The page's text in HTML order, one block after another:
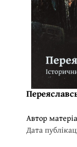
Автор
Дата